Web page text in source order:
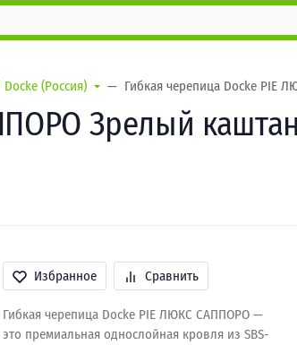
(Россия) Гибкая черепица Docke PIE
Зрелый
Избранное Сравнить
Гибкая черепица Docke PIE ЛЮКС САППОРО —
это премиальная однослойная кровля из SBS-